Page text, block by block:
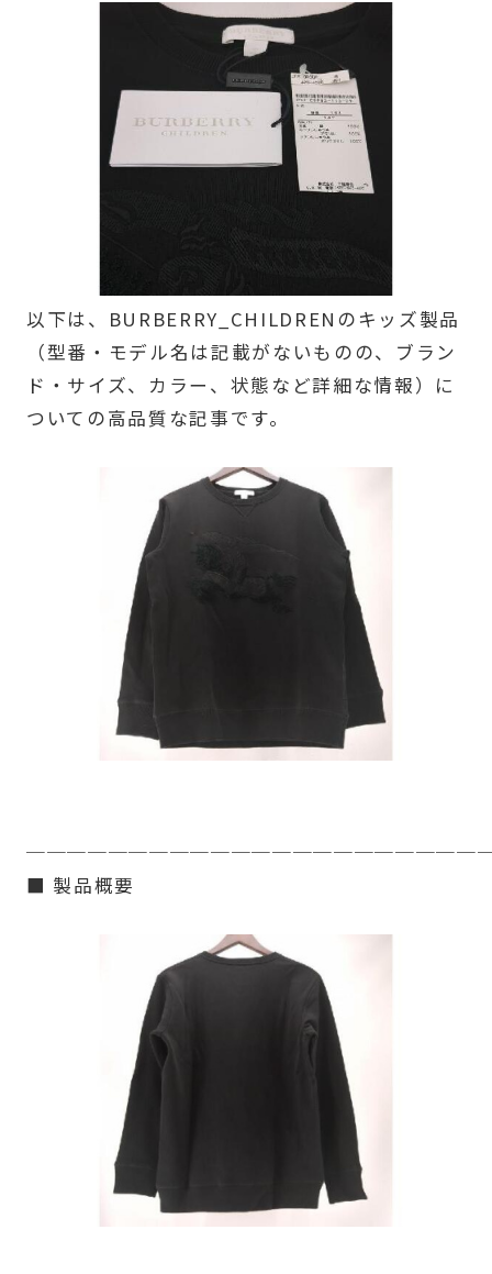
以下は、BURBERRY_CHILDRENのキッズ製品
（型番・モデル名は記載がないものの、ブラン
ド・サイズ、カラー、状態など詳細な情報）に
ついての高品質な記事です。
■ 製品概要